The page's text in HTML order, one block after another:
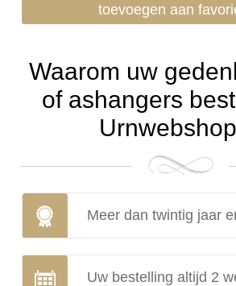
toevoegen aan
Waarom uw
of ashangers
Meer dan twintig jaar
Uw bestelling altijd 2